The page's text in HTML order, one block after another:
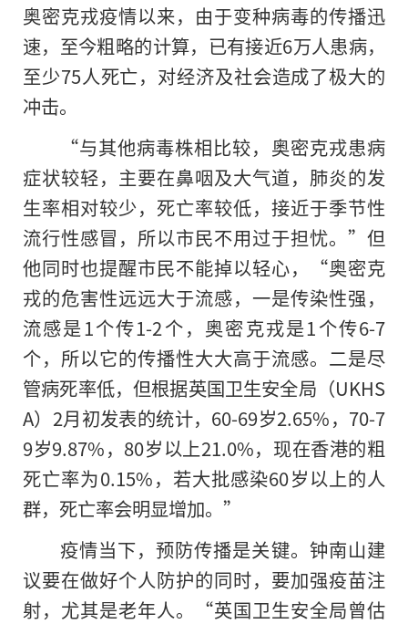
奥密克戎疫情以来，由于变种病毒的传播迅
速，至今粗略的计算，已有接近6万人患病，
至少75人死亡，对经济及社会造成了极大的
冲击。
“与其他病毒株相比较，奥密克戎患病
症状较轻，主要在鼻咽及大气道，肺炎的发
生率相对较少，死亡率较低，接近于季节性
流行性感冒，所以市民不用过于担忧。”但
他同时也提醒市民不能掉以轻心，“奥密克
戎的危害性远远大于流感，一是传染性强，
流感是1个传1-2个，奥密克戎是1个传6-7
个，所以它的传播性大大高于流感。二是尽
管病死率低，但根据英国卫生安全局（UKHS
A）2月初发表的统计，60-69岁2.65%，70-7
9岁9.87%，80岁以上21.0%，现在香港的粗
死亡率为0.15%，若大批感染60岁以上的人
群，死亡率会明显增加。”
疫情当下，预防传播是关键。钟南山建
议要在做好个人防护的同时，要加强疫苗注
射，尤其是老年人。“英国卫生安全局曾估